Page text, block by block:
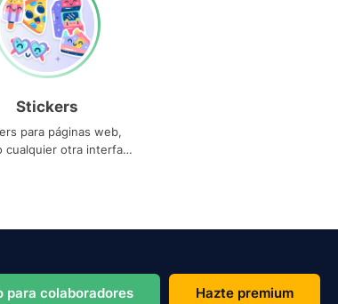
Stickers
para páginas web,
cualquier otra interfaz
para colaboradores Hazte premium